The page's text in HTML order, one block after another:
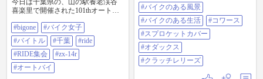
耐えられるかな😅 #バイク弁当 #秩
#zx-14r
#kawasakininja#リターンライダー #
リターンライダーと繋がりたい #バ
イク乗りと繋がりたい #バイクのあ
る風景 #バイクのある生活 #コワー
ス#スプロケットカバー #オダック
ス#クラッチレリーズ
#バイクのある風景
#バイクのある生活
#コワース
#スプロケットカバー
#オダックス
#クラッチレリーズ
今日は千葉県の、山の駅養老渓谷
喜楽里で開催された101thオートバ
ベントへまったりツーリングで参
加してきました。 バイク女子が参
加され、じゃんけん大会で盛り上
がってました。 BIGONEのハンバ
ーガーはデカくて美味かった！
#bigone #バイク女子 #バイドル #千
#bigone
#バイク女子
#バイトル
#千葉
#ride
#RIDE集会
#zx-14r
#オートバイ